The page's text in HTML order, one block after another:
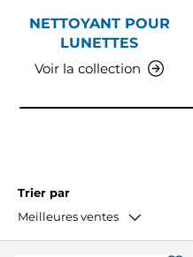
NETTOYANT POUR
LUNETTES
Voir la collection
Trier par
Meilleures ventes